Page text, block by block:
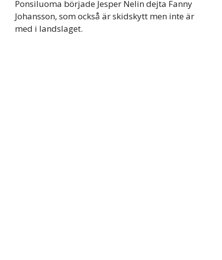
Ponsiluoma började Jesper Nelin dejta Fanny
Johansson, som också är skidskytt men inte är
med i landslaget.